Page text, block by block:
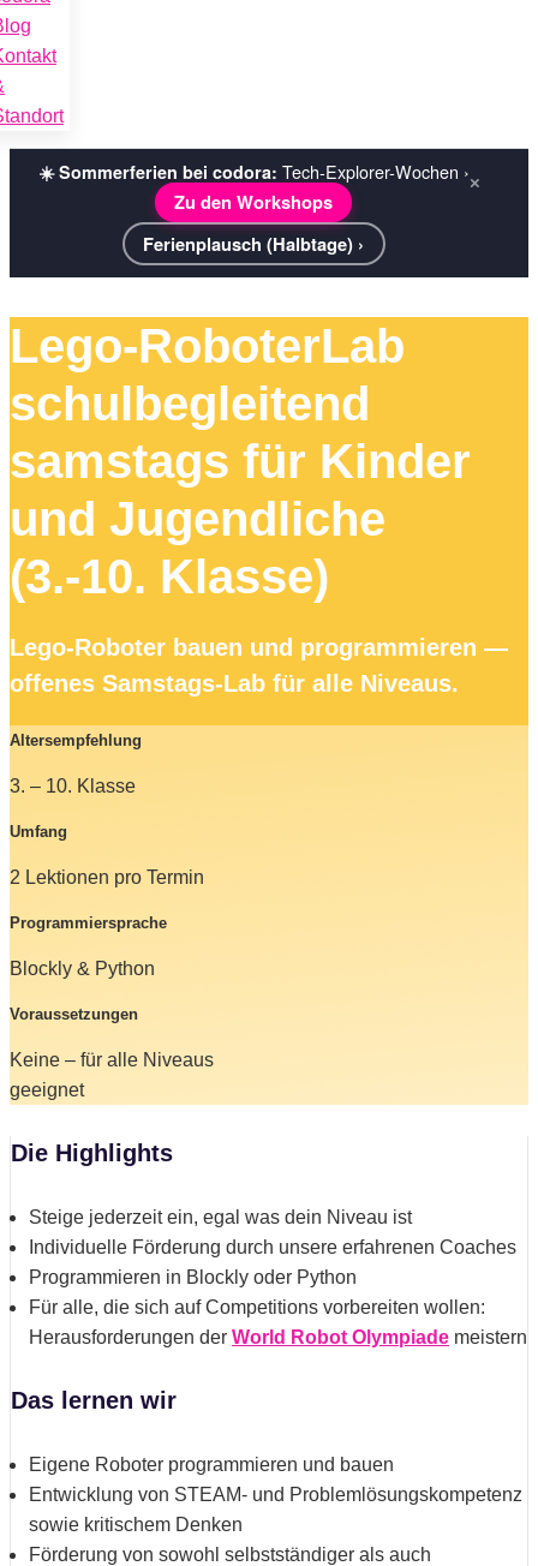
☀️ Sommerferien bei codora: Tech-Explorer-Wochen ›
Zu den Workshops
Ferienplausch (Halbtage) ›
×
Lego-RoboterLab
schulbegleitend
samstags für Kinder
und Jugendliche
(3.-10. Klasse)
Lego-Roboter bauen und programmieren —
offenes Samstags-Lab für alle Niveaus.
Altersempfehlung
3. – 10. Klasse
Umfang
2 Lektionen pro Termin
Programmiersprache
Blockly & Python
Voraussetzungen
Keine – für alle Niveaus
geeignet
Die Highlights
Steige jederzeit ein, egal was dein Niveau ist
Individuelle Förderung durch unsere erfahrenen Coaches
Programmieren in Blockly oder Python
Für alle, die sich auf Competitions vorbereiten wollen:
Herausforderungen der World Robot Olympiade meistern
Das lernen wir
Eigene Roboter programmieren und bauen
Entwicklung von STEAM- und Problemlösungskompetenz
sowie kritischem Denken
Förderung von sowohl selbstständiger als auch